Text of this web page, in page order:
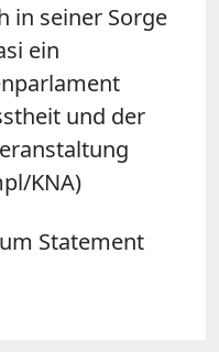
in seiner Sorge
ein
und der
KNA)
Statement